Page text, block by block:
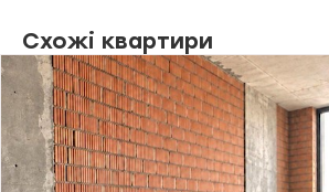
Схожі квартири